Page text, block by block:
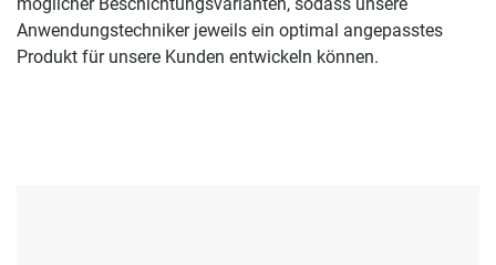
Anwendungstechniker jeweils ein optimal angepasstes
Produkt für unsere Kunden entwickeln können.